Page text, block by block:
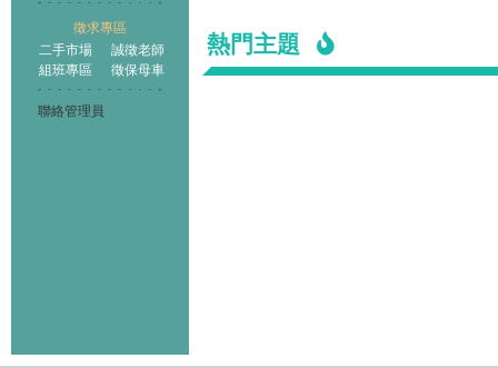
徵求專區
二手市場
誠徵老師
組班專區
徵保母車
聯絡管理員
熱門主題